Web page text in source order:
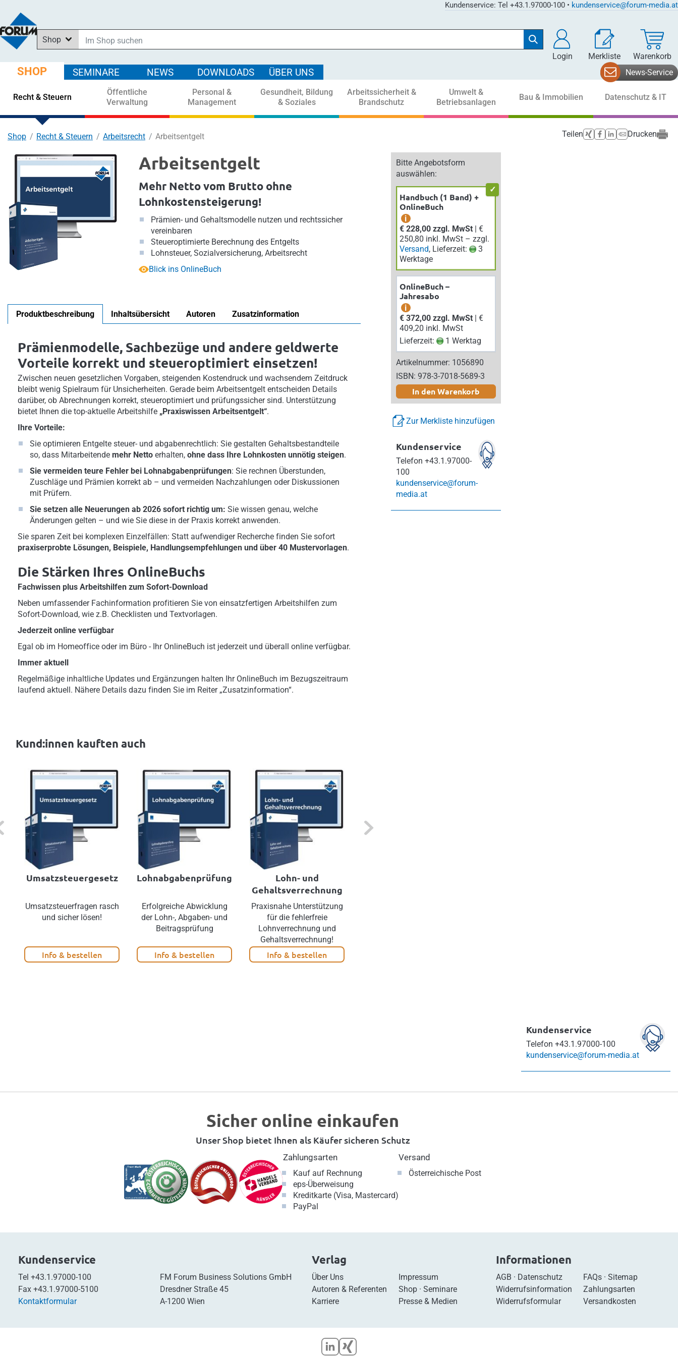
Kundenservice: Tel +43.1.97000-100 • kundenservice@forum-media.at
Shop
In News suchen
In Downloads suchen
In Seminaren suchen
Login Merkliste Warenkorb
SHOP SEMINARE NEWS DOWNLOADS ÜBER UNS News-Service
Recht & Steuern
Öffentliche
Verwaltung
Personal &
Management
Gesundheit, Bildung
& Soziales
Arbeitssicherheit &
Brandschutz
Umwelt &
Betriebsanlagen
Bau & Immobilien Datenschutz & IT
Shop Recht & Steuern Arbeitsrecht Arbeitsentgelt
Arbeitsentgelt
Mehr Netto vom Brutto ohne
Lohnkostensteigerung!
Prämien- und Gehaltsmodelle nutzen und rechtssicher
vereinbaren
Steueroptimierte Berechnung des Entgelts
Lohnsteuer, Sozialversicherung, Arbeitsrecht
Blick ins OnlineBuch
Bitte Angebotsform
auswählen:
Handbuch (1 Band) +
OnlineBuch
i
€ 228,00 zzgl. MwSt | €
250,80 inkl. MwSt – zzgl.
Versand, Lieferzeit:
3
Werktage
OnlineBuch –
Jahresabo
i
€ 372,00 zzgl. MwSt | €
409,20 inkl. MwSt
Lieferzeit:
1 Werktag
Artikelnummer: 1056890
ISBN: 978-3-7018-5689-3
In den Warenkorb
Zur Merkliste hinzufügen
Kundenservice
Telefon +43.1.97000-
100
kundenservice@forum-
media.at
Produktbeschreibung Inhaltsübersicht Autoren Zusatzinformation
Prämienmodelle, Sachbezüge und andere geldwerte
Vorteile korrekt und steueroptimiert einsetzen!
Zwischen neuen gesetzlichen Vorgaben, steigenden Kostendruck und wachsendem Zeitdruck
bleibt wenig Spielraum für Unsicherheiten. Gerade beim Arbeitsentgelt entscheiden Details
darüber, ob Abrechnungen korrekt, steueroptimiert und prüfungssicher sind. Unterstützung
bietet Ihnen die top-aktuelle Arbeitshilfe „Praxiswissen Arbeitsentgelt“.
Ihre Vorteile:
Sie optimieren Entgelte steuer- und abgabenrechtlich: Sie gestalten Gehaltsbestandteile
so, dass Mitarbeitende mehr Netto erhalten, ohne dass Ihre Lohnkosten unnötig steigen.
Sie vermeiden teure Fehler bei Lohnabgabenprüfungen: Sie rechnen Überstunden,
Zuschläge und Prämien korrekt ab – und vermeiden Nachzahlungen oder Diskussionen
mit Prüfern.
Sie setzen alle Neuerungen ab 2026 sofort richtig um: Sie wissen genau, welche
Änderungen gelten – und wie Sie diese in der Praxis korrekt anwenden.
Sie sparen Zeit bei komplexen Einzelfällen: Statt aufwendiger Recherche finden Sie sofort
praxiserprobte Lösungen, Beispiele, Handlungsempfehlungen und über 40 Mustervorlagen.
Die Stärken Ihres OnlineBuchs
Fachwissen plus Arbeitshilfen zum Sofort-Download
Neben umfassender Fachinformation profitieren Sie von einsatzfertigen Arbeitshilfen zum
Sofort-Download, wie z.B. Checklisten und Textvorlagen.
Jederzeit online verfügbar
Egal ob im Homeoffice oder im Büro - Ihr OnlineBuch ist jederzeit und überall online verfügbar.
Immer aktuell
Regelmäßige inhaltliche Updates und Ergänzungen halten Ihr OnlineBuch im Bezugszeitraum
laufend aktuell. Nähere Details dazu finden Sie im Reiter „Zusatzinformation“.
Kund:innen kauften auch
Next
Umsatzsteuergesetz
Umsatzsteuerfragen rasch
und sicher lösen!
Info & bestellen
Lohnabgabenprüfung
Erfolgreiche Abwicklung
der Lohn-, Abgaben- und
Beitragsprüfung
Info & bestellen
Lohn- und
Gehaltsverrechnung
Praxisnahe Unterstützung
für die fehlerfreie
Lohnverrechnung und
Gehaltsverrechnung!
Info & bestellen
Teilen Drucken
Kundenservice
Telefon +43.1.97000-100
kundenservice@forum-media.at
Sicher online einkaufen
Unser Shop bietet Ihnen als Käufer sicheren Schutz
Zahlungsarten
Kauf auf Rechnung
eps-Überweisung
Kreditkarte (Visa, Mastercard)
PayPal
Versand
Österreichische Post
Kundenservice
Tel +43.1.97000-100
Fax +43.1.97000-5100
Kontaktformular
FM Forum Business Solutions GmbH
Dresdner Straße 45
A-1200 Wien
Verlag
Über Uns
Autoren & Referenten
Karriere
Impressum
Shop ·Seminare
Presse & Medien
Informationen
AGB · Datenschutz
Widerrufsinformation
Widerrufsformular
FAQs· Sitemap
Zahlungsarten
Versandkosten